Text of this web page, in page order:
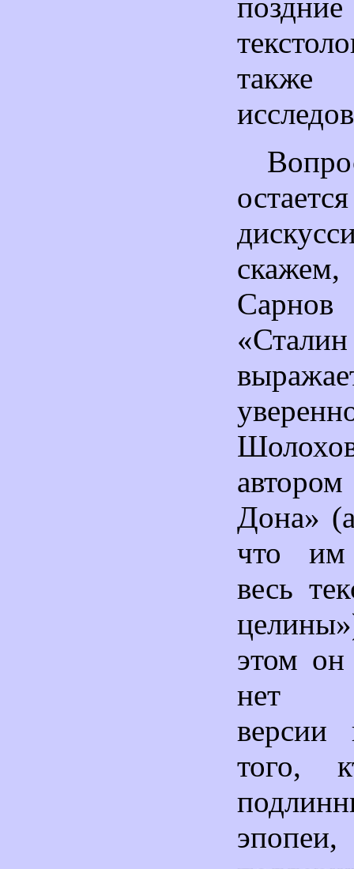
остается
Дона»
что им
весь
этом он
нет
версии
того,